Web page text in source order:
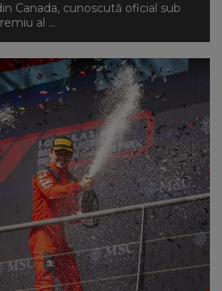
Canada, cunoscută oficial sub
al ...